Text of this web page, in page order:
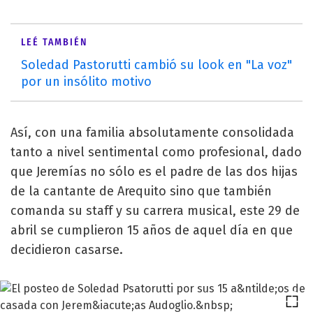
LEÉ TAMBIÉN
Soledad Pastorutti cambió su look en "La voz"
por un insólito motivo
Así, con una familia absolutamente consolidada
tanto a nivel sentimental como profesional, dado
que Jeremías no sólo es el padre de las dos hijas
de la cantante de Arequito sino que también
comanda su staff y su carrera musical, este 29 de
abril se cumplieron 15 años de aquel día en que
decidieron casarse.